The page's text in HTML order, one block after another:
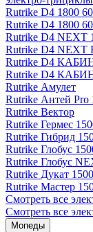
Rutrike D4 1800
Rutrike D4 1800
Rutrike D4 NEXT
Rutrike D4
Rutrike D4
Rutrike D4
Rutrike Амулет
Rutrike Антей Pro
Rutrike Вектор
Rutrike Гермес
Rutrike Гибрид
Rutrike Глобус
Rutrike Глобус
Rutrike Дукат 1500
Rutrike Мастер
Смотреть все
Смотреть все
Мопеды